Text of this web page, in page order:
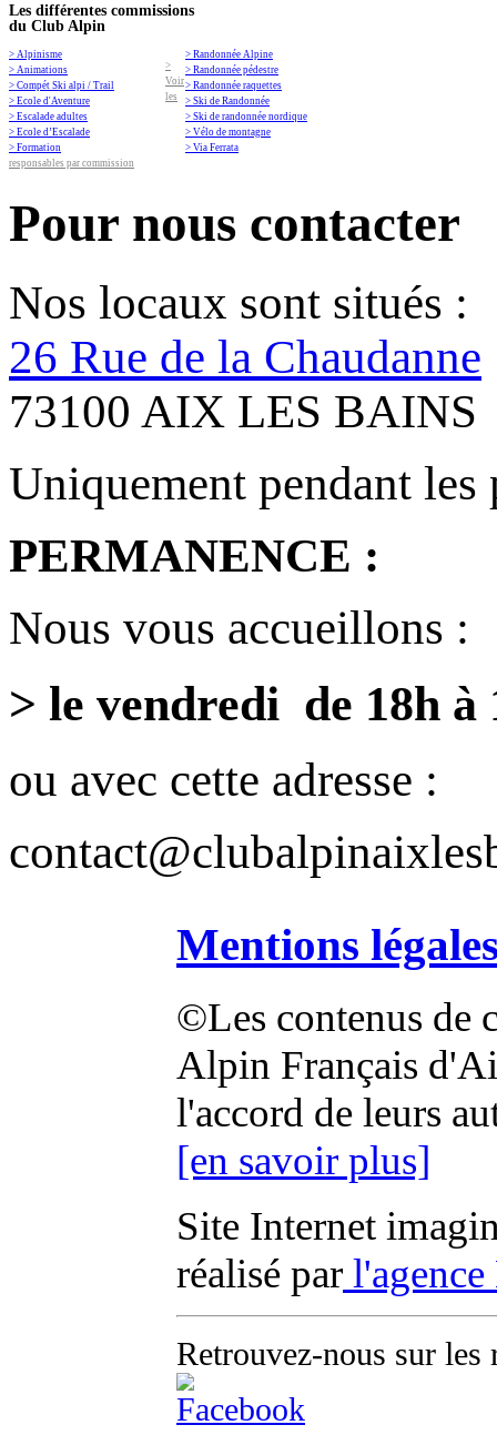
Les différentes commissions
du Club Alpin
> Alpinisme
> Animations
> Compét Ski alpi / Trail
> Ecole d'Aventure
> Escalade adultes
> Ecole d’Escalade
> Formation
> Randonnée Alpine
> Randonnée pédestre
> Randonnée raquettes
> Ski de Randonnée
> Ski de randonnée nordique
> Vélo de montagne
> Via Ferrata
>
Voir
les
responsables par commission
Pour nous contacter
Nos locaux sont situés :
26 Rue de la Chaudanne
73100 AIX LES BAINS
Uniquement pendant les
PERMANENCE :
Nous vous accueillons :
> le vendredi de 18h à
ou avec cette adresse :
Mentions
©Les contenus de
Alpin Français
l'accord de leurs
[en savoir plus]
Site Internet
réalisé par
Retrouvez-nous sur les